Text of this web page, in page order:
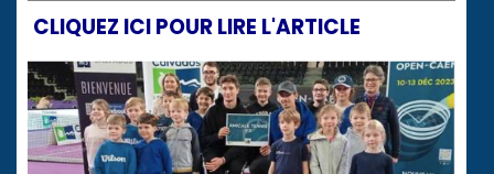
CLIQUEZ ICI POUR LIRE L'ARTICLE